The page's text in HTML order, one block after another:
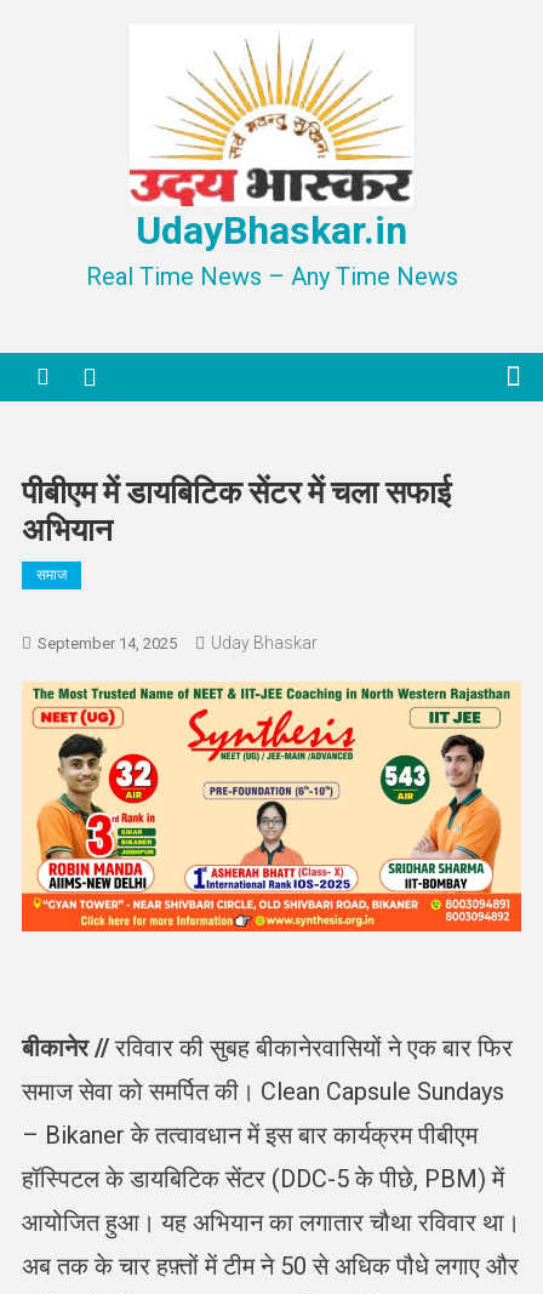
UdayBhaskar.in
Real Time News – Any Time News
पीबीएम में डायबिटिक सेंटर में चला सफाई
अभियान
समाज
September 14, 2025 Uday Bhaskar
बीकानेर //रविवार की सुबह बीकानेरवासियों ने एक बार फिर
समाज सेवा को समर्पित की। Clean Capsule Sundays
– Bikaner के तत्वावधान में इस बार कार्यक्रम पीबीएम
हॉस्पिटल के डायबिटिक सेंटर (DDC-5 के पीछे, PBM) में
आयोजित हुआ। यह अभियान का लगातार चौथा रविवार था।
अब तक के चार हफ़्तों में टीम ने 50 से अधिक पौधे लगाए और